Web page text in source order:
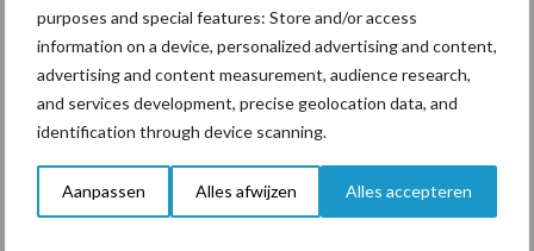
purposes and special features: Store and/or access
information on a device, personalized advertising and content,
advertising and content measurement, audience research,
and services development, precise geolocation data, and
identification through device scanning.
Aanpassen Alles afwijzen Alles accepteren
Primaire
Sidebar
Recent nieuws Partner nieuws
droogte en geopolitiek houden
handel in de greep